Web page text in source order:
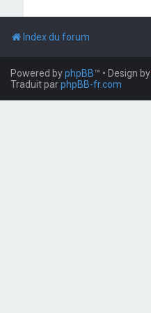
Index du forum
Powered byphpBB™ • Design by
Traduit parphpBB-fr.com